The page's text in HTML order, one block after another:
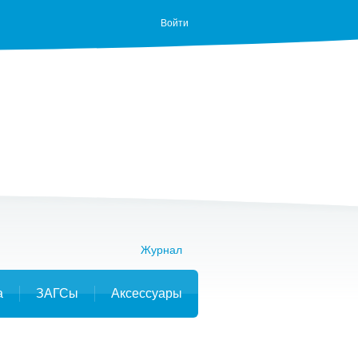
Войти
Журнал
ЗАГСы Аксессуары